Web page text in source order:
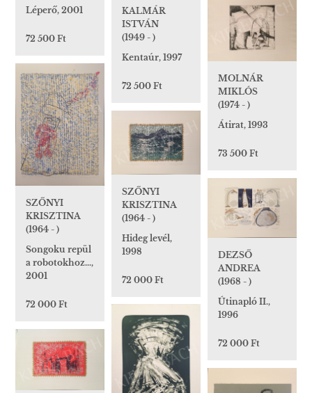
Léperő, 2001
72 500 Ft
KALMÁR
ISTVÁN
(1949 - )
Kentaúr, 1997
72 500 Ft
MOLNÁR
MIKLÓS
(1974 - )
Átirat, 1993
73 500 Ft
SZŐNYI
KRISZTINA
(1964 - )
Songoku repül
a robotokhoz…,
2001
72 000 Ft
SZŐNYI
KRISZTINA
(1964 - )
Hideg levél,
1998
72 000 Ft
DEZSŐ
ANDREA
(1968 - )
Útinapló II.,
1996
72 000 Ft